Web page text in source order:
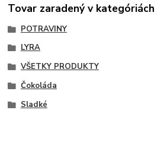
Tovar zaradený v kategóriách
POTRAVINY
LYRA
VŠETKY PRODUKTY
Čokoláda
Sladké